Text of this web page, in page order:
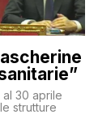
30 aprile
strutture